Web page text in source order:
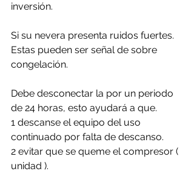
inversión.
Si su nevera presenta ruidos fuertes.
Estas pueden ser señal de sobre
congelación.
Debe desconectar la por un periodo
de 24 horas, esto ayudará a que.
1 descanse el equipo del uso
continuado por falta de descanso.
2 evitar que se queme el compresor (
unidad ).